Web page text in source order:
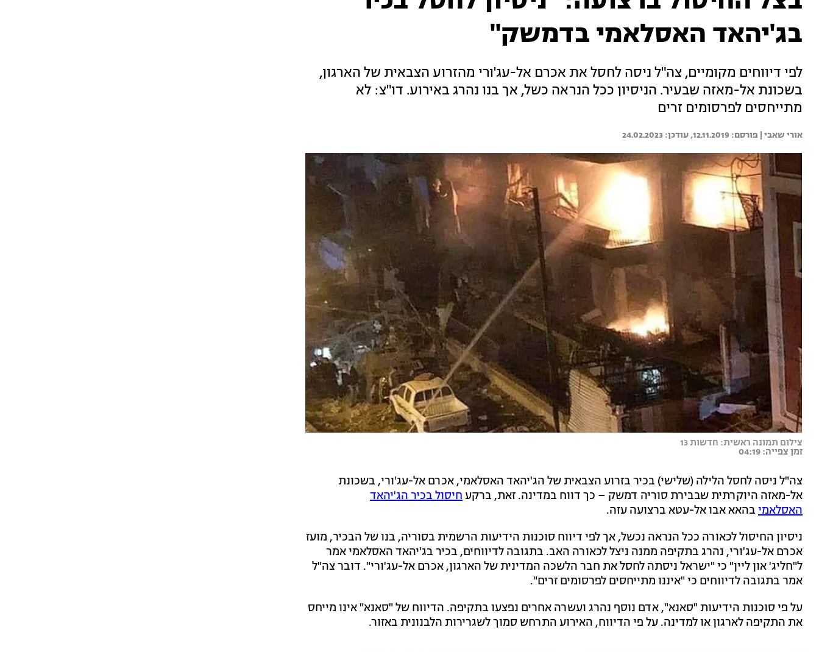
בג'יהאד האסלאמי בדמשק"
לפי דיווחים מקומיים, צה"ל ניסה לחסל את אכרם אל-עג'ורי מהזרוע הצבאית של הארגון,
בשכונת אל-מאזה שבעיר. הניסיון ככל הנראה כשל, אך בנו נהרג באירוע. דו"צ: לא
מתייחסים לפרסומים זרים
אורי שאבי | 12.11.2019
24.02.2023
צילום תמונה ראשית: חדשות 13
זמן צפייה: 04:19
צה"ל ניסה לחסל הלילה (שלישי) בכיר בזרוע הצבאית של הג'יהאד האסלאמי, אכרם אל-עג'ורי, בשכונת
אל-מאזה היוקרתית שבבירת סוריה דמשק – כך דווח במדינה. זאת, ברקע חיסול בכיר הג'יהאד
האסלאמי בהאא אבו אל-עטא ברצועה עזה.
ניסיון החיסול לכאורה ככל הנראה נכשל, אך לפי דיווח סוכנות הידיעות הרשמית בסוריה, בנו של הבכיר, מועז
אכרם אל-עג'ורי, נהרג בתקיפה ממנה ניצל לכאורה האב. בתגובה לדיווחים, בכיר בג'יהאד האסלאמי אמר
ל"חליג' און ליין" כי "ישראל ניסתה לחסל את חבר הלשכה המדינית של הארגון, אכרם אל-עג'ורי". דובר צה"ל
אמר בתגובה לדיווחים כי "איננו מתייחסים לפרסומים זרים".
על פי סוכנות הידיעות "סאנא", אדם נוסף נהרג ועשרה אחרים נפצעו בתקיפה. הדיווח של "סאנא" אינו מייחס
את התקיפה לארגון או למדינה. על פי הדיווח, האירוע התרחש סמוך לשגרירות הלבנונית באזור.